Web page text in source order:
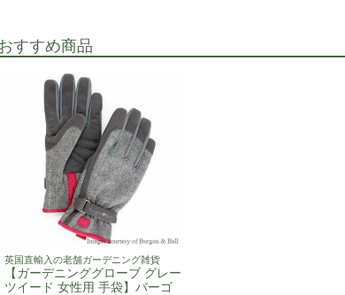
すすめ商品
英国直輸入の老舗ガーデニング雑貨
【ガーデニンググローブ グレー
ツイード 女性用 手袋】バーゴ